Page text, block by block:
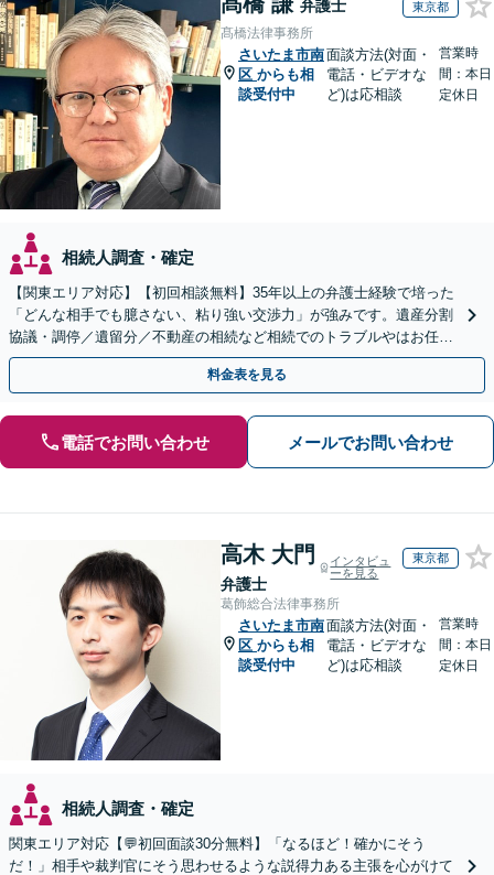
弁護士 東京都
髙橋法律事務所
さいたま市南
区 からも相
談受付中
面談方法(対面・
電話・ビデオな
ど)は応相談
営業時
間：本日
定休日
相続人調査・確定
【関東エリア対応】【初回相談無料】35年以上の弁護士経験で培った
「どんな相手でも臆さない、粘り強い交渉力」が強みです。遺産分割
協議・調停／遺留分／不動産の相続など相続でのトラブルやはお任せ
ください。遺言書や生前贈与など生前対策にも注力
料金表を見る
電話でお問い合わせ メールでお問い合わせ
高木 大門
弁護士
インタビュ
ーを見る
東京都
葛飾総合法律事務所
さいたま市南
区 からも相
談受付中
面談方法(対面・
電話・ビデオな
ど)は応相談
営業時
間：本日
定休日
相続人調査・確定
関東エリア対応【💬初回面談30分無料】「なるほど！確かにそう
だ！」相手や裁判官にそう思わせるような説得力ある主張を心がけて